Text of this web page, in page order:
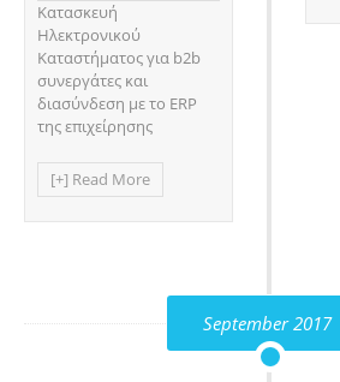
Κατασκευή
Ηλεκτρονικού
Καταστήματος για b2b
συνεργάτες και
διασύνδεση με το ERP
της επιχείρησης
[+] Read More
September 2017